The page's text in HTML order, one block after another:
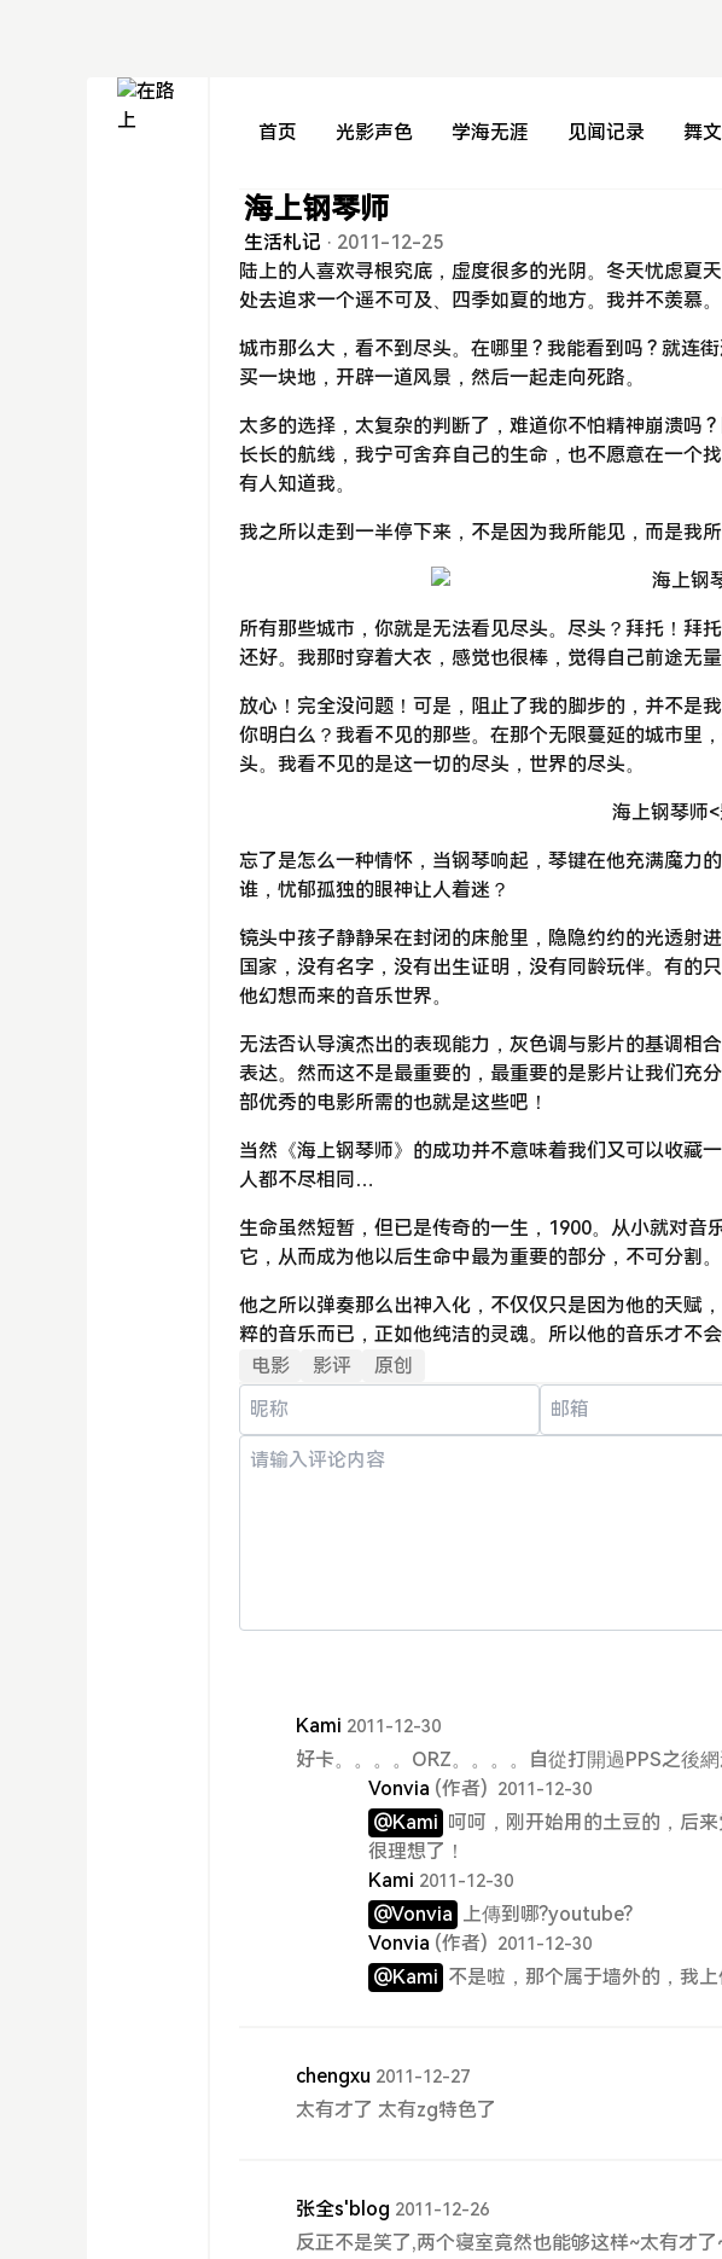
首页 光影声色 学海无涯 见闻记录 舞
海上钢琴师
生活札记 · 2011-12-25
陆上的人喜欢寻根究底，虚度很多的光阴。冬天忧虑夏
处去追求一个遥不可及、四季如夏的地方。我并不羡慕。
城市那么大，看不到尽头。在哪里 ? 我能看到吗 ? 就连
买一块地，开辟一道风景，然后一起走向死路。
太多的选择，太复杂的判断了，难道你不怕精神崩溃吗
长长的航线，我宁可舍弃自己的生命，也不愿意在一个
有人知道我。
我之所以走到一半停下来，不是因为我所能见，而是我所
所有那些城市，你就是无法看见尽头。尽头？拜托！拜
还好。我那时穿着大衣，感觉也很棒，觉得自己前途无量
放心！完全没问题！可是，阻止了我的脚步的，并不是
你明白么？我看不见的那些。在那个无限蔓延的城市里
头。我看不见的是这一切的尽头，世界的尽头。
海上钢琴师
忘了是怎么一种情怀，当钢琴响起，琴键在他充满魔力
谁，忧郁孤独的眼神让人着迷？
镜头中孩子静静呆在封闭的床舱里，隐隐约约的光透射
国家，没有名字，没有出生证明，没有同龄玩伴。有的
他幻想而来的音乐世界。
无法否认导演杰出的表现能力，灰色调与影片的基调相
表达。然而这不是最重要的，最重要的是影片让我们充
部优秀的电影所需的也就是这些吧！
当然《海上钢琴师》的成功并不意味着我们又可以收藏
人都不尽相同…
生命虽然短暂，但已是传奇的一生，1900。从小就对音
它，从而成为他以后生命中最为重要的部分，不可分割。
他之所以弹奏那么出神入化，不仅仅只是因为他的天
粹的音乐而已，正如他纯洁的灵魂。所以他的音乐才不
电影
影评 原创
Kami 2011-12-30
好卡。。。。ORZ。。。。自從打開過PPS之後網
Vonvia (作者) 2011-12-30
@Kami 呵呵，刚开始用的土豆的，后
很理想了！
Kami 2011-12-30
@Vonvia 上傳到哪?youtube?
Vonvia (作者) 2011-12-30
@Kami 不是啦，那个属于墙外的，我
chengxu 2011-12-27
太有才了 太有zg特色了
张全s'blog 2011-12-26
反正不是笑了,两个寝室竟然也能够这样~太有才了